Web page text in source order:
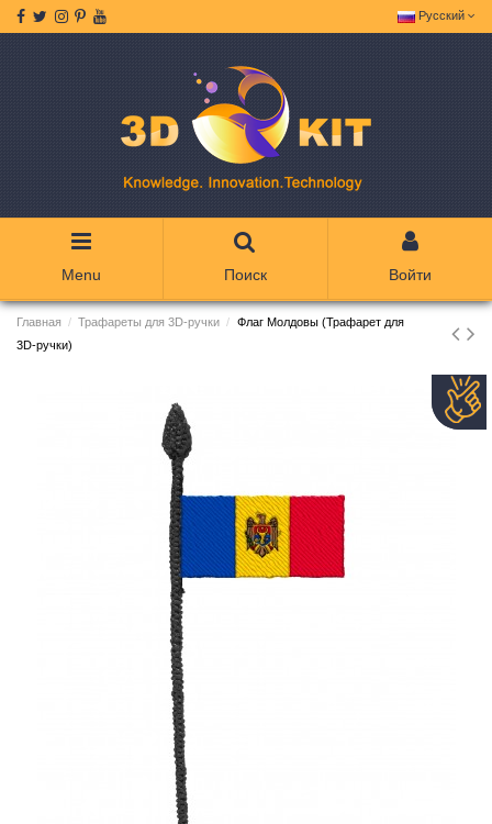
Русский
Menu Поиск Войти
Главная Трафареты для 3D-ручки
Флаг Молдовы (Трафарет для
3D-ручки)